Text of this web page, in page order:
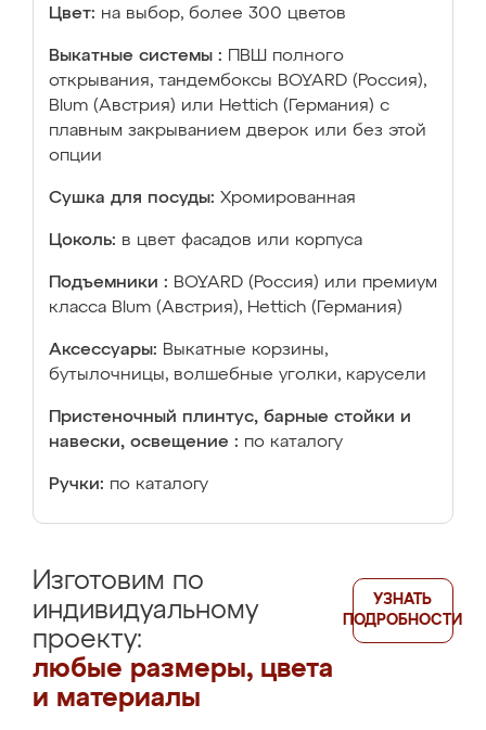
Цвет: на выбор, более 300 цветов
Выкатные системы :
ПВШ полного
открывания, тандембоксы BOYARD (Россия),
Blum (Австрия) или Hettich (Германия) с
плавным закрыванием дверок или без этой
опции
Сушка для посуды: Хромированная
Цоколь: в цвет фасадов или корпуса
Подъемники : BOYARD (Россия) или премиум
класса Blum (Австрия), Hettich (Германия)
Аксессуары: Выкатные корзины,
бутылочницы, волшебные уголки, карусели
Пристеночный плинтус, барные стойки и
навески, освещение : по каталогу
Ручки: по каталогу
Изготовим по
индивидуальному
проекту:
любые размеры, цвета
и материалы
УЗНАТЬ
ПОДРОБНОСТИ